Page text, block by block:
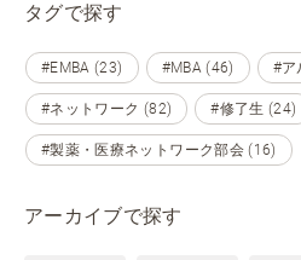
タグで探す
#EMBA (23) #MBA (46) #ア
#ネットワーク (82) #修了生 (24)
#製薬・医療ネットワーク部会 (16)
アーカイブで探す